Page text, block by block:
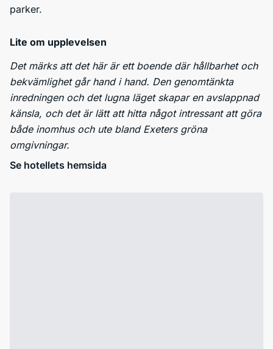
parker.
Lite om upplevelsen
Det märks att det här är ett boende där hållbarhet och
bekvämlighet går hand i hand. Den genomtänkta
inredningen och det lugna läget skapar en avslappnad
känsla, och det är lätt att hitta något intressant att göra
både inomhus och ute bland Exeters gröna
omgivningar.
Se hotellets hemsida